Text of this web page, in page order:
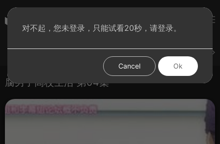
腐男子高校生活 第04集
对不起，您未登录，只能试看20秒，请登录。
Cancel Ok